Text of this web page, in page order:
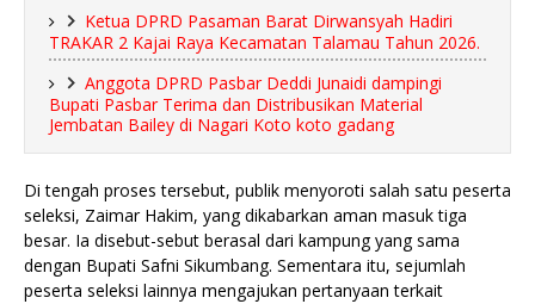
Ketua DPRD Pasaman Barat Dirwansyah Hadiri
TRAKAR 2 Kajai Raya Kecamatan Talamau Tahun 2026.
Anggota DPRD Pasbar Deddi Junaidi dampingi
Bupati Pasbar Terima dan Distribusikan Material
Jembatan Bailey di Nagari Koto koto gadang
Di tengah proses tersebut, publik menyoroti salah satu peserta
seleksi, Zaimar Hakim, yang dikabarkan aman masuk tiga
besar. Ia disebut-sebut berasal dari kampung yang sama
dengan Bupati Safni Sikumbang. Sementara itu, sejumlah
peserta seleksi lainnya mengajukan pertanyaan terkait